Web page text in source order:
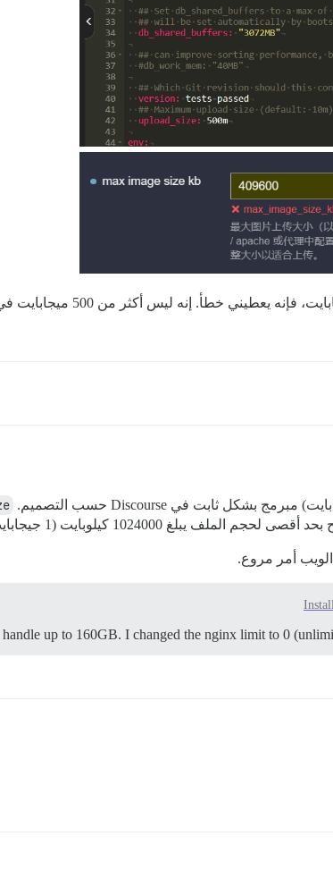
بغض النظر عن كيفية إعداده،
لحجم الملف يبلغ 1024000 كيلوبايت (1 جيجابايت).